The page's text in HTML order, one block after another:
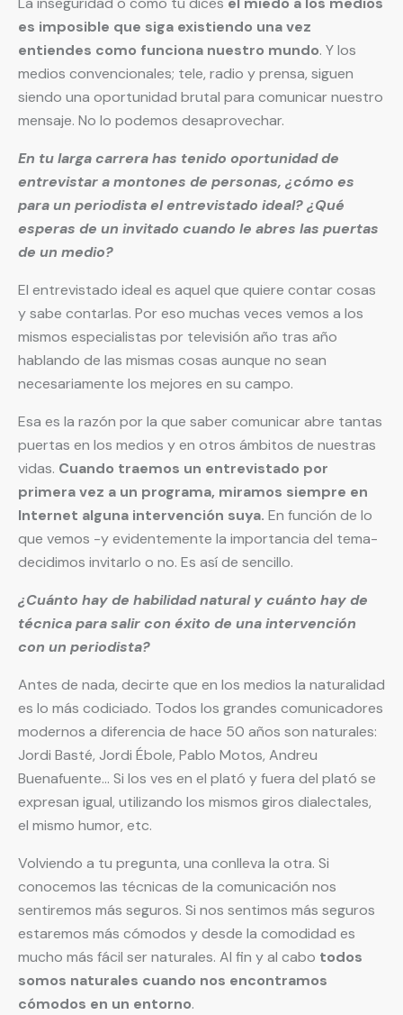
es imposible que siga existiendo una vez
entiendes como funciona nuestro mundo. Y los
medios convencionales; tele, radio y prensa, siguen
siendo una oportunidad brutal para comunicar nuestro
mensaje. No lo podemos desaprovechar.
En tu larga carrera has tenido oportunidad de
entrevistar a montones de personas, ¿cómo es
para un periodista el entrevistado ideal? ¿Qué
esperas de un invitado cuando le abres las puertas
de un medio?
El entrevistado ideal es aquel que quiere contar cosas
y sabe contarlas. Por eso muchas veces vemos a los
mismos especialistas por televisión año tras año
hablando de las mismas cosas aunque no sean
necesariamente los mejores en su campo.
Esa es la razón por la que saber comunicar abre tantas
puertas en los medios y en otros ámbitos de nuestras
vidas. Cuando traemos un entrevistado por
primera vez a un programa, miramos siempre en
Internet alguna intervención suya. En función de lo
que vemos -y evidentemente la importancia del tema-
decidimos invitarlo o no. Es así de sencillo.
¿Cuánto hay de habilidad natural y cuánto hay de
técnica para salir con éxito de una intervención
con un periodista?
Antes de nada, decirte que en los medios la naturalidad
es lo más codiciado. Todos los grandes comunicadores
modernos a diferencia de hace 50 años son naturales:
Jordi Basté, Jordi Ébole, Pablo Motos, Andreu
Buenafuente… Si los ves en el plató y fuera del plató se
expresan igual, utilizando los mismos giros dialectales,
el mismo humor, etc.
Volviendo a tu pregunta, una conlleva la otra. Si
conocemos las técnicas de la comunicación nos
sentiremos más seguros. Si nos sentimos más seguros
estaremos más cómodos y desde la comodidad es
mucho más fácil ser naturales. Al fin y al cabo todos
somos naturales cuando nos encontramos
cómodos en un entorno.